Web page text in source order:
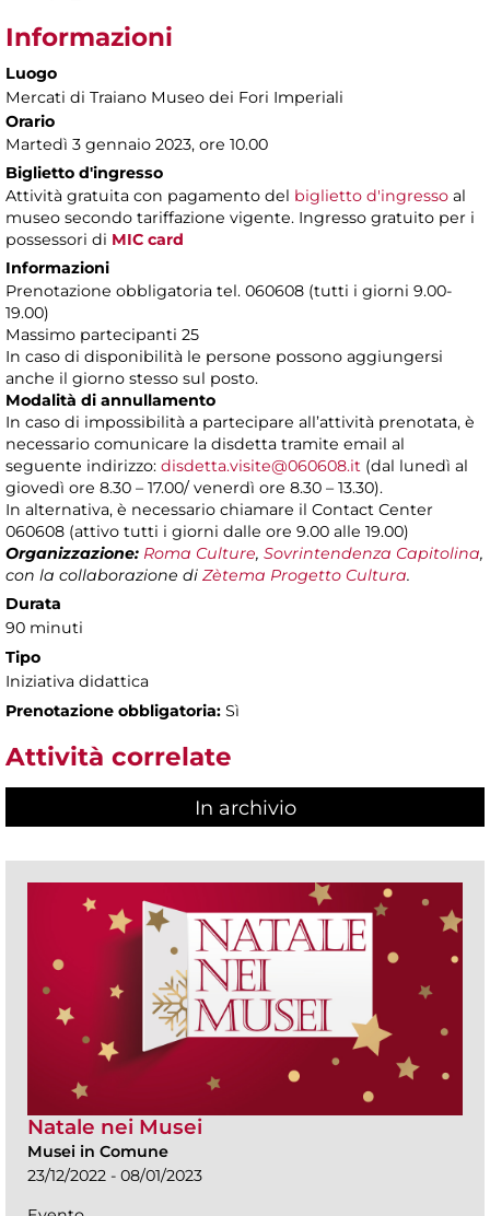
Informazioni
Luogo
Mercati di Traiano Museo dei Fori Imperiali
Orario
Martedì 3 gennaio 2023, ore 10.00
Biglietto d'ingresso
Attività gratuita con pagamento del biglietto d'ingresso al
museo secondo tariffazione vigente. Ingresso gratuito per i
possessori di MIC card
Informazioni
Prenotazione obbligatoria tel. 060608 (tutti i giorni 9.00-
19.00)
Massimo partecipanti 25
In caso di disponibilità le persone possono aggiungersi
anche il giorno stesso sul posto.
Modalità di annullamento
In caso di impossibilità a partecipare all’attività prenotata, è
necessario comunicare la disdetta tramite email al
seguente indirizzo: disdetta.visite@060608.it (dal lunedì al
giovedì ore 8.30 – 17.00/ venerdì ore 8.30 – 13.30).
In alternativa, è necessario chiamare il Contact Center
060608 (attivo tutti i giorni dalle ore 9.00 alle 19.00)
Organizzazione: Roma Culture, Sovrintendenza Capitolina,
con la collaborazione di Zètema Progetto Cultura.
Durata
90 minuti
Tipo
Iniziativa didattica
Prenotazione obbligatoria: Sì
Attività correlate
In archivio
Natale nei Musei
Musei in Comune
23/12/2022 - 08/01/2023